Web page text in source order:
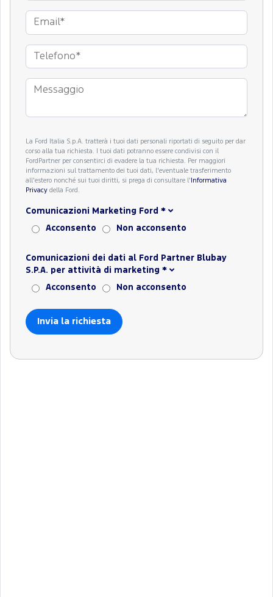
La Ford Italia S.p.A. tratterà i tuoi dati personali riportati di seguito per dar
corso alla tua richiesta. I tuoi dati potranno essere condivisi con il
FordPartner per consentirci di evadere la tua richiesta. Per maggiori
informazioni sul trattamento dei tuoi dati, l'eventuale trasferimento
all'estero nonché sui tuoi diritti, si prega di consultare l' Informativa
Privacy della Ford.
Comunicazioni Marketing Ford *
Acconsento Non acconsento
Comunicazioni dei dati al Ford Partner Blubay
S.P.A. per attività di marketing *
Acconsento Non acconsento